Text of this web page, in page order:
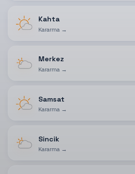
Kahta
Kararma →
Merkez
Kararma→
Samsat
Kararma→
Sincik
Kararma→